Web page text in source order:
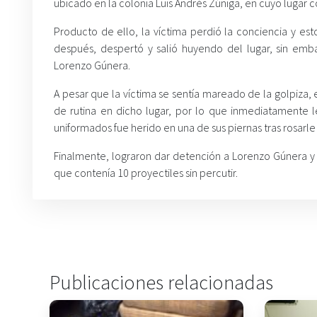
ubicado en la colonia Luis Andrés Zúniga, en cuyo
Producto de ello, la víctima perdió la conciencia y
después, despertó y salió huyendo del lugar, sin
Lorenzo Gúnera.
A pesar que la víctima se sentía mareado de la
de rutina en dicho lugar, por lo que inmediatamente
uniformados fue herido en una de sus piernas tras
Finalmente, lograron dar detención a Lorenzo Gúnera
que contenía 10 proyectiles sin percutir.
Publicaciones relacionadas